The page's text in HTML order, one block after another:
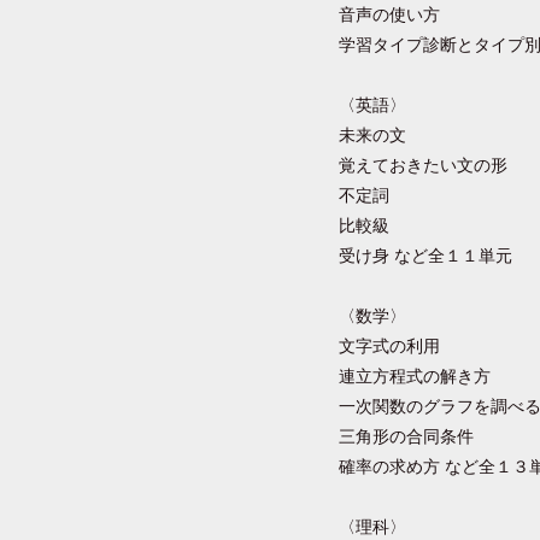
音声の使い方
学習タイプ診断とタイプ
〈英語〉
未来の文
覚えておきたい文の形
不定詞
比較級
受け身 など全１１単元
〈数学〉
文字式の利用
連立方程式の解き方
一次関数のグラフを調べる
三角形の合同条件
確率の求め方 など全１３
〈理科〉